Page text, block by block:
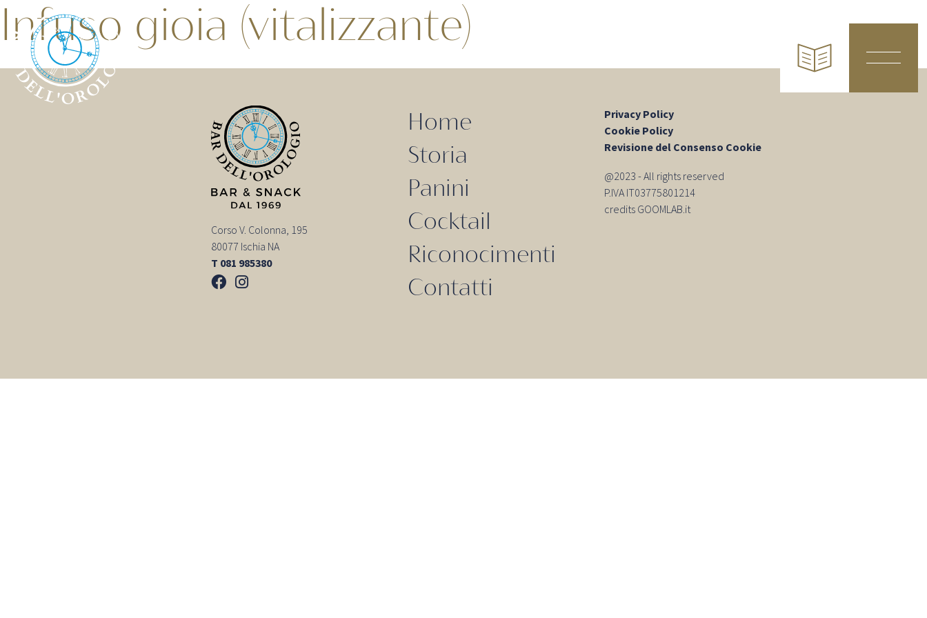
Infuso gioia (vitalizzante)
Corso V. Colonna, 195
80077 Ischia NA
T 081 985380
Home
Storia
Panini
Cocktail
Riconocimenti
Contatti
Privacy Policy
Cookie Policy
Revisione del Consenso Cookie
@2023 - All rights reserved
P.IVA IT03775801214
credits GOOMLAB.it